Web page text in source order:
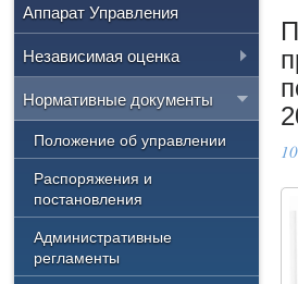
Аппарат Управления
Независимая оценка
Нормативные правовые акты
РФ
Приказы Министерства
культуры России
Приказы Министерства
культуры Челябинской области
Приказы Управления культуры
Нормативные документы
Положение об управлении
Распоряжения и
постановления
Административные
регламенты